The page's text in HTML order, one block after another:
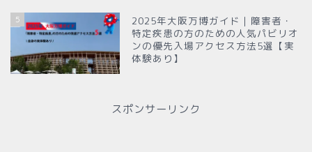
5
2025年大阪万博ガイド｜障害者・
特定疾患の方のための人気パビリオ
ンの優先入場アクセス方法5選【実
体験あり】
スポンサーリンク